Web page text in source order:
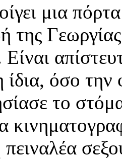
μια
της
ίδια, όσο
το